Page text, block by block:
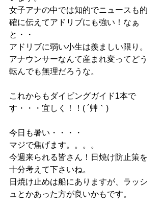
女子アナの中では知的でニュースも的
確に伝えてアドリブにも強い！なぁ
と・・
アドリブに弱い小生は羨ましい限り。
アナウンサーなんて産まれ変ってどう
転んでも無理だろうな。
これからもダイビングガイド1本で
す・・・宜しく！！( ´艸｀)
今日も暑い・・・・
マジで焦げます。。。。
今週来られる皆さん！日焼け防止策を
十分考えて下さいね。
日焼け止めは船にありますが、ラッシ
ュとかあった方が良いかもです。